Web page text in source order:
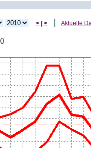
<| > Aktuelle